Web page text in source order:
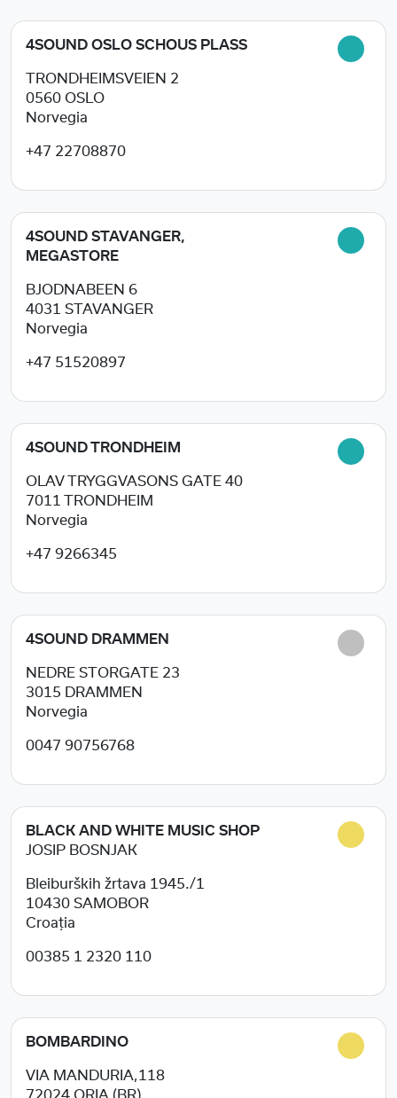
4SOUND OSLO SCHOUS PLASS
TRONDHEIMSVEIEN 2
0560 OSLO
Norvegia
+47 22708870
4SOUND STAVANGER,
MEGASTORE
BJODNABEEN 6
4031 STAVANGER
Norvegia
+47 51520897
4SOUND TRONDHEIM
OLAV TRYGGVASONS GATE 40
7011
TRONDHEIM
Norvegia
+47 9266345
4SOUND DRAMMEN
NEDRE STORGATE 23
3015
DRAMMEN
Norvegia
0047 90756768
BLACK AND WHITE MUSIC SHOP
JOSIP BOSNJAK
Bleiburških žrtava 1945./1
10430 SAMOBOR
Croația
00385 1 2320 110
BOMBARDINO
VIA MANDURIA,118